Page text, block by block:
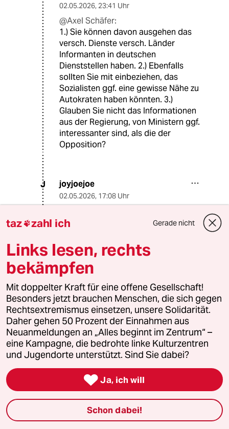
02.05.2026, 23:41 Uhr
@Axel Schäfer:
1.) Sie können davon ausgehen das
versch. Dienste versch. Länder
Informanten in deutschen
Dienststellen haben. 2.) Ebenfalls
sollten Sie mit einbeziehen, das
Sozialisten ggf. eine gewisse Nähe zu
Autokraten haben könnten. 3.)
Glauben Sie nicht das Informationen
aus der Regierung, von Ministern ggf.
interessanter sind, als die der
Opposition?
J joyjoejoe
02.05.2026, 17:08 Uhr
Korrekt. Russische oder chinesische
und mit deutschem Steuergeld
bezahlt. Die Braunen aus der AfD
freuen sich ja noch, sensible
Informationen an Dikaturen
weiterzugeben.
T test_name
01.05.2026,08:34 Uhr
Eine gelungene Operation gegen den
russischen Geheimdienst. Es wurden
Ressourcen für die Beobachtung deutscher
Politiker gebunden, die jetzt an anderer Stelle
fehlen. Putins Leute kennen jetzt die Chat-
Verläufe von Klöckner - wissen aber nicht, wo
die Ukrainer das nächste mal angreifen
taz zahl ich Gerade nicht
Links lesen, rechts
bekämpfen
Mit doppelter Kraft für eine offene Gesellschaft!
Besonders jetzt brauchen Menschen, die sich gegen
Rechtsextremismus einsetzen, unsere Solidarität.
Daher gehen 50 Prozent der Einnahmen aus
Neuanmeldungen an „Alles beginnt im Zentrum“ –
eine Kampagne, die bedrohte linke Kulturzentren
und Jugendorte unterstützt. Sind Sie dabei?
 Ja, ich will
Schon dabei!